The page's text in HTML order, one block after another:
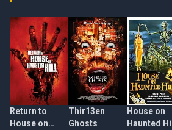
Return to
House on
Thir13en
Ghosts
House on
Haunted Hill